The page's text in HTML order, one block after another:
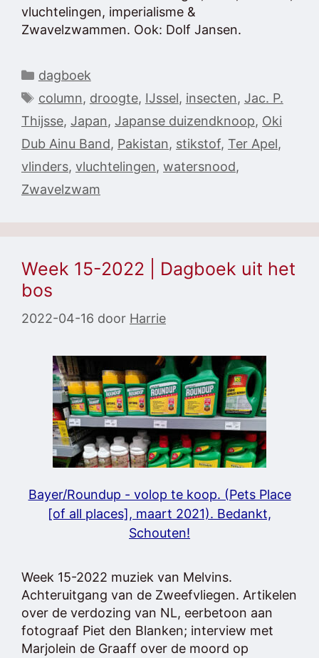
vluchtelingen, imperialisme &
Zwavelzwammen. Ook: Dolf Jansen.
Categorieën
dagboek
Tags
column, droogte, IJssel, insecten, Jac. P.
Thijsse, Japan, Japanse duizendknoop, Oki
Dub Ainu Band, Pakistan, stikstof, Ter Apel,
vlinders, vluchtelingen, watersnood,
Zwavelzwam
Week 15-2022 | Dagboek uit het
bos
2022-04-16 door Harrie
Bayer/Roundup - volop te koop. (Pets Place
[of all places], maart 2021). Bedankt,
Schouten!
Week 15-2022 muziek van Melvins.
Achteruitgang van de Zweefvliegen. Artikelen
over de verdozing van NL, eerbetoon aan
fotograaf Piet den Blanken; interview met
Marjolein de Graaff over de moord op